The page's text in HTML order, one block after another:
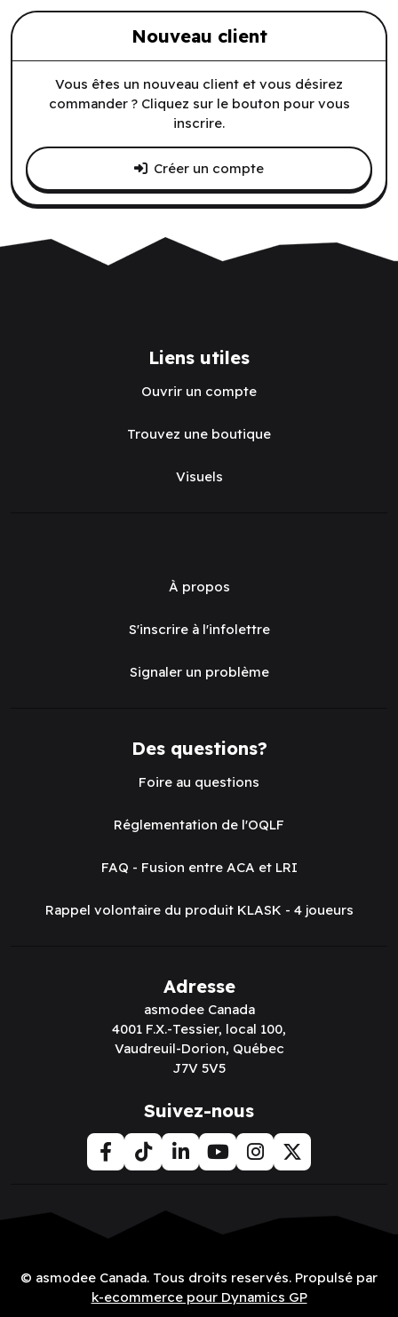
Nouveau client
Vous êtes un nouveau client et vous désirez
commander ? Cliquez sur le bouton pour vous
inscrire.
Créer un compte
Liens utiles
Ouvrir un compte
Trouvez une boutique
Visuels
À propos
S'inscrire à l'infolettre
Signaler un problème
Des questions?
Foire au questions
Réglementation de l'OQLF
FAQ - Fusion entre ACA et LRI
Rappel volontaire du produit KLASK - 4 joueurs
Adresse
asmodee Canada
4001 F.X.-Tessier, local 100,
Vaudreuil-Dorion, Québec
J7V 5V5
Suivez-nous
© asmodee Canada. Tous droits reservés. Propulsé par
k-ecommerce pour Dynamics GP